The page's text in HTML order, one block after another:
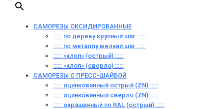
САМОРЕЗЫ ОКСИДИРОВАННЫЕ
:::::: по дереву крупный шаг ::::::
:::::: по металлу мелкий шаг ::::::
:::::: «клоп» (острый) ::::::
:::::: «клоп» (сверло) ::::::
САМОРЕЗЫ С ПРЕСС-ШАЙБОЙ
:::::: оцинкованный острый (ZN) ::::::
:::::: оцинкованный сверло (ZN) ::::::
:::::: окрашенный по RAL (острый) ::::::